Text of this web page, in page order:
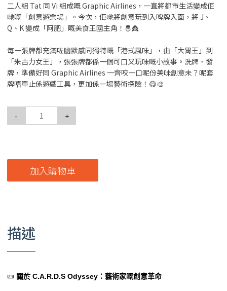
二人組 Tat 同 Vi 組成嘅 Graphic Airlines，一直將都市生活變成佢
哋嘅「創意遊樂場」。今次，佢哋將創意玩到入啤牌入面，將 J、
Q、K 變成「阿肥」嘅美食王國主角！🤴👸
每一張牌都充滿咗幽默感同獨特嘅「港式風味」，由「大胃王」到
「朱古力女王」，張張牌都係一個可口又玩味嘅小故事。洗牌、發
牌，準備好同 Graphic Airlines 一齊咬一口呢份美味創意未？呢套
牌唔單止係遊戲工具，更加係一場藝術探險！😋🎨
- +
加入購物車
描述
📜 關於 C.A.R.D.S Odyssey：藝術家嘅創意革命